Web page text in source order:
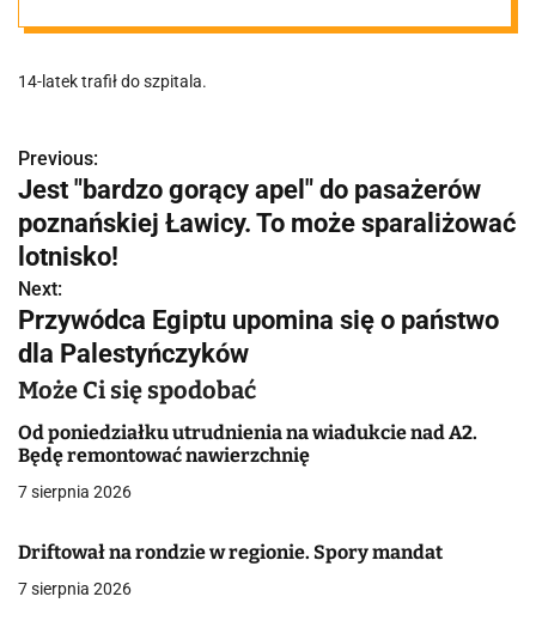
"Dziecko
zostało
odnalezione
około 3,5 km od
miejsca, w
którym było
widziane po raz
ostatni"
14-latek trafił do szpitala.
N
a
w
i
g
a
c
j
w
Previous:
Jest "bardzo gorący apel" do pasażerów
poznańskiej Ławicy. To może sparaliżować
lotnisko!
Next:
Przywódca Egiptu upomina się o państwo
dla Palestyńczyków
Może Ci się spodobać
Od poniedziałku utrudnienia na wiadukcie nad A2.
Będę remontować nawierzchnię
7 sierpnia 2026
Driftował na rondzie w regionie. Spory mandat
7 sierpnia 2026